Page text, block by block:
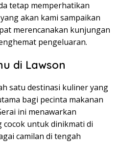
tetap memperhatikan
akan kami sampaikan
merencanakan kunjungan
pengeluaran.
di Lawson
satu destinasi kuliner yang
bagi pecinta makanan
ini menawarkan
cocok untuk dinikmati di
camilan di tengah